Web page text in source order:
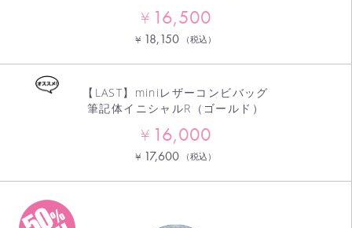
¥ 16,500
¥ 18,150 （税込）
【LAST】miniレザーコンビバッグ
筆記体イニシャルR（ゴールド）
¥ 16,000
¥ 17,600 （税込）